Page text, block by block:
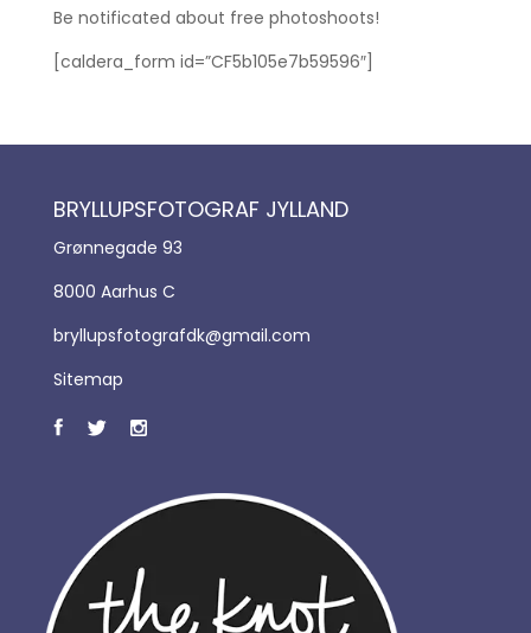
Be notificated about free photoshoots!
[caldera_form id=”CF5b105e7b59596″]
BRYLLUPSFOTOGRAF JYLLAND
Grønnegade 93
8000 Aarhus C
bryllupsfotografdk@gmail.com
Sitemap